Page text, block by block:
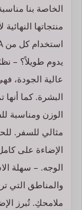
الخاصة بنا
منتجاتها
عالية الجودة،
البشرة. كما
الوزن ومناسبة
مثالي للسفر.
الإضاءة على
الوجه. – سهلة
والمناطق التي
ملامحكِ. تُبرز